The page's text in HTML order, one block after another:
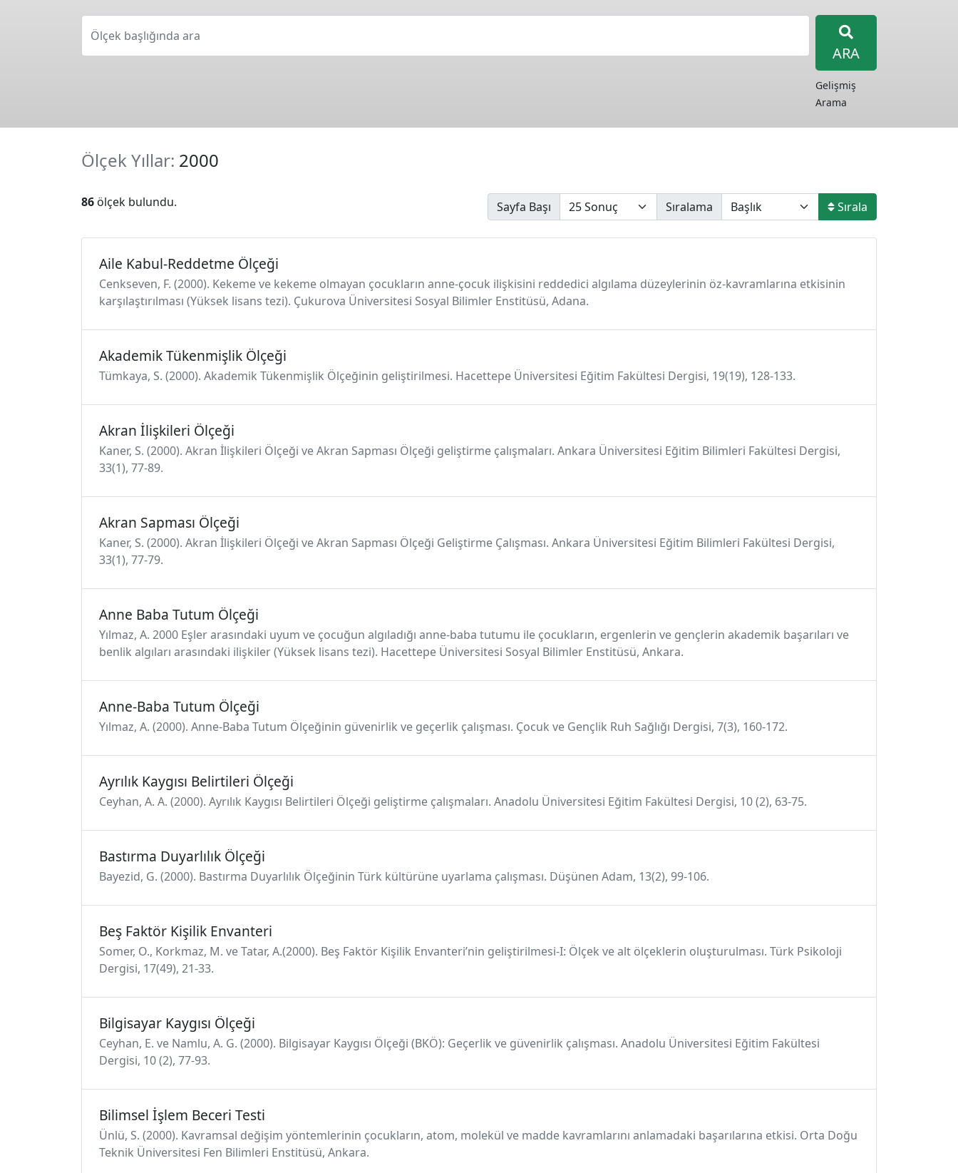
Ölçek başlığında ara
ARA
Gelişmiş
Arama
Ölçek Yıllar: 2000
86 ölçek bulundu. Sayfa Başı Sıralama Sırala
Aile Kabul-Reddetme Ölçeği
Cenkseven, F. (2000). Kekeme ve kekeme olmayan çocukların anne-çocuk ilişkisini reddedici algılama düzeylerinin öz-kavramlarına etkisinin
karşılaştırılması (Yüksek lisans tezi). Çukurova Üniversitesi Sosyal Bilimler Enstitüsü, Adana.
Akademik Tükenmişlik Ölçeği
Tümkaya, S. (2000). Akademik Tükenmişlik Ölçeğinin geliştirilmesi. Hacettepe Üniversitesi Eğitim Fakültesi Dergisi, 19(19), 128-133.
Akran İlişkileri Ölçeği
Kaner, S. (2000). Akran İlişkileri Ölçeği ve Akran Sapması Ölçeği geliştirme çalışmaları. Ankara Üniversitesi Eğitim Bilimleri Fakültesi Dergisi,
33(1), 77-89.
Akran Sapması Ölçeği
Kaner, S. (2000). Akran İlişkileri Ölçeği ve Akran Sapması Ölçeği Geliştirme Çalışması. Ankara Üniversitesi Eğitim Bilimleri Fakültesi Dergisi,
33(1), 77-79.
Anne Baba Tutum Ölçeği
Yılmaz, A. 2000 Eşler arasındaki uyum ve çocuğun algıladığı anne-baba tutumu ile çocukların, ergenlerin ve gençlerin akademik başarıları ve
benlik algıları arasındaki ilişkiler (Yüksek lisans tezi). Hacettepe Üniversitesi Sosyal Bilimler Enstitüsü, Ankara.
Anne-Baba Tutum Ölçeği
Yılmaz, A. (2000). Anne-Baba Tutum Ölçeğinin güvenirlik ve geçerlik çalışması. Çocuk ve Gençlik Ruh Sağlığı Dergisi, 7(3), 160-172.
Ayrılık Kaygısı Belirtileri Ölçeği
Ceyhan, A. A. (2000). Ayrılık Kaygısı Belirtileri Ölçeği geliştirme çalışmaları. Anadolu Üniversitesi Eğitim Fakültesi Dergisi, 10 (2), 63-75.
Bastırma Duyarlılık Ölçeği
Bayezid, G. (2000). Bastırma Duyarlılık Ölçeğinin Türk kültürüne uyarlama çalışması. Düşünen Adam, 13(2), 99-106.
Beş Faktör Kişilik Envanteri
Somer, O., Korkmaz, M. ve Tatar, A.(2000). Beş Faktör Kişilik Envanteri’nin geliştirilmesi-I: Ölçek ve alt ölçeklerin oluşturulması. Türk Psikoloji
Dergisi, 17(49), 21-33.
Bilgisayar Kaygısı Ölçeği
Ceyhan, E. ve Namlu, A. G. (2000). Bilgisayar Kaygısı Ölçeği (BKÖ): Geçerlik ve güvenirlik çalışması. Anadolu Üniversitesi Eğitim Fakültesi
Dergisi, 10 (2), 77-93.
Bilimsel İşlem Beceri Testi
Ünlü, S. (2000). Kavramsal değişim yöntemlerinin çocukların, atom, molekül ve madde kavramlarını anlamadaki başarılarına etkisi. Orta Doğu
Teknik Üniversitesi Fen Bilimleri Enstitüsü, Ankara.